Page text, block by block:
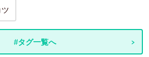
#タグ一覧へ